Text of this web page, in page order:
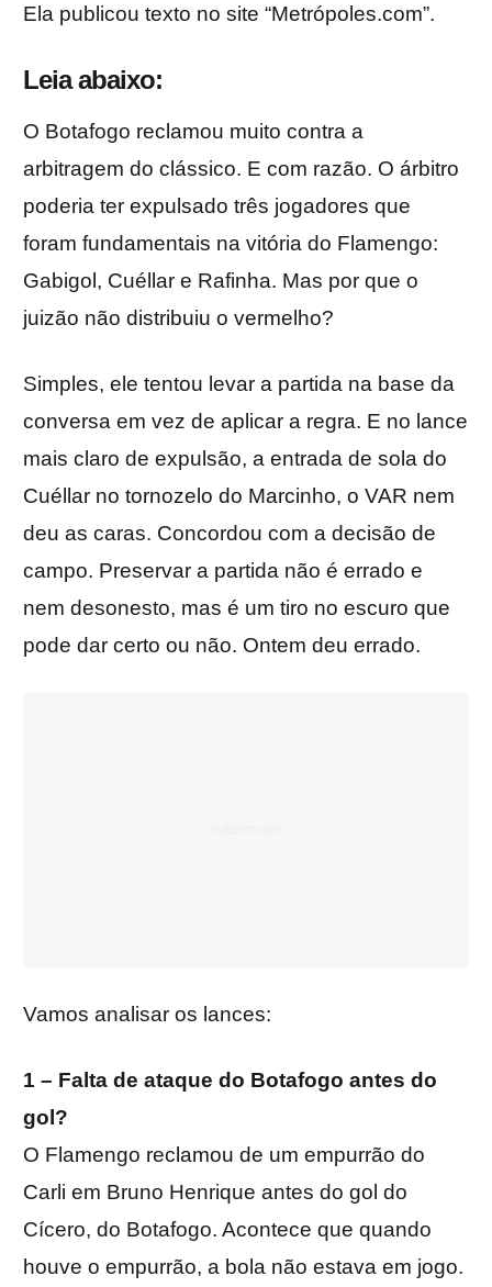
Ela publicou texto no site “Metrópoles.com”.
Leia abaixo:
O Botafogo reclamou muito contra a
arbitragem do clássico. E com razão. O árbitro
poderia ter expulsado três jogadores que
foram fundamentais na vitória do Flamengo:
Gabigol, Cuéllar e Rafinha. Mas por que o
juizão não distribuiu o vermelho?
Simples, ele tentou levar a partida na base da
conversa em vez de aplicar a regra. E no lance
mais claro de expulsão, a entrada de sola do
Cuéllar no tornozelo do Marcinho, o VAR nem
deu as caras. Concordou com a decisão de
campo. Preservar a partida não é errado e
nem desonesto, mas é um tiro no escuro que
pode dar certo ou não. Ontem deu errado.
Vamos analisar os lances:
1 – Falta de ataque do Botafogo antes do
gol?
O Flamengo reclamou de um empurrão do
Carli em Bruno Henrique antes do gol do
Cícero, do Botafogo. Acontece que quando
houve o empurrão, a bola não estava em jogo.